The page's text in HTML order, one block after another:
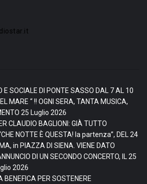
E SOCIALE DI PONTE SASSO DAL 7 AL 10
MARE “ !! OGNI SERA, TANTA MUSICA,
25 Luglio 2026
CLAUDIO BAGLIONI: GIÀ TUTTO
NOTTE È QUESTA! la partenza”, DEL 24
in PIAZZA DI SIENA. VIENE DATO
DI UN SECONDO CONCERTO, IL 25
2026
BENEFICA PER SOSTENERE